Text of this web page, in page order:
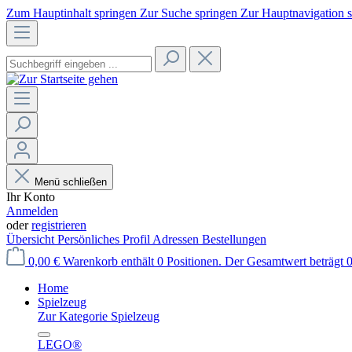
Zum Hauptinhalt springen Zur Suche springen Zur Hauptnavigation
Menü schließen
Ihr Konto
Anmelden
oderregistrieren
Übersicht Persönliches Profil Adressen Bestellungen
0,00 € Warenkorb enthält 0 Positionen. Der Gesamtwert beträgt
Home
Spielzeug
Zur Kategorie Spielzeug
LEGO®